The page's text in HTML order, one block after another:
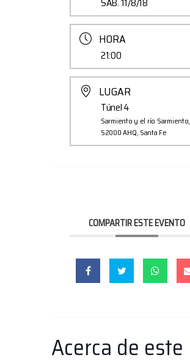
HORA
21:00
LUGAR
Túnel 4
Sarmiento y el río Sarmiento,
S2000 AHQ, Santa Fe
COMPARTIR ESTE EVENTO
Acerca de este